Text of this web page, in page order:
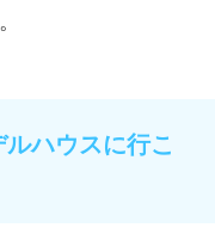
ハウスに行こ